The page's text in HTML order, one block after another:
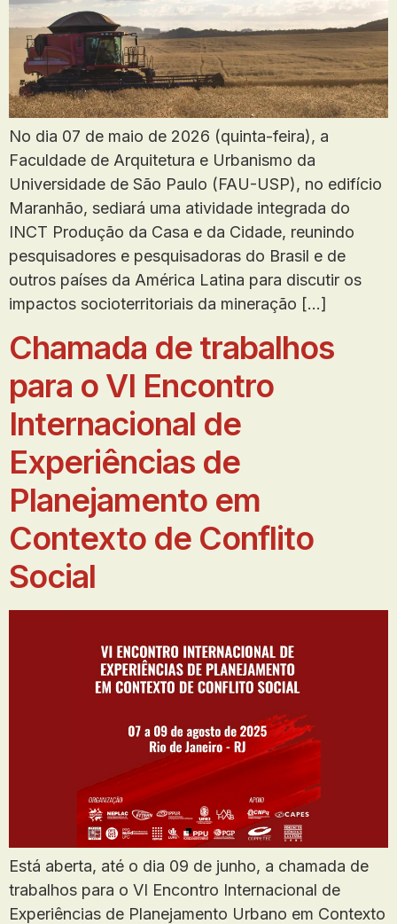
No dia 07 de maio de 2026 (quinta-feira), a
Faculdade de Arquitetura e Urbanismo da
Universidade de São Paulo (FAU-USP), no edifício
Maranhão, sediará uma atividade integrada do
INCT Produção da Casa e da Cidade, reunindo
pesquisadores e pesquisadoras do Brasil e de
outros países da América Latina para discutir os
impactos socioterritoriais da mineração […]
Chamada de trabalhos
para o VI Encontro
Internacional de
Experiências de
Planejamento em
Contexto de Conflito
Social
Está aberta, até o dia 09 de junho, a chamada de
trabalhos para o VI Encontro Internacional de
Experiências de Planejamento Urbano em Contexto